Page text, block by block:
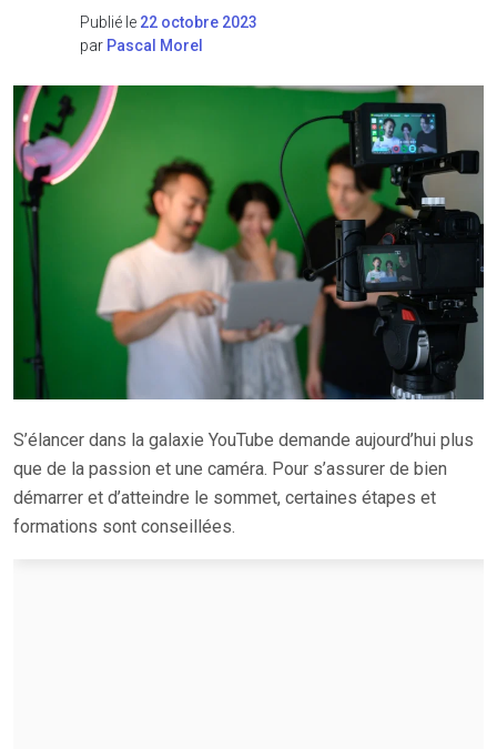
Publié le 22 octobre 2023
par Pascal Morel
S’élancer dans la galaxie YouTube demande aujourd’hui plus
que de la passion et une caméra. Pour s’assurer de bien
démarrer et d’atteindre le sommet, certaines étapes et
formations sont conseillées.